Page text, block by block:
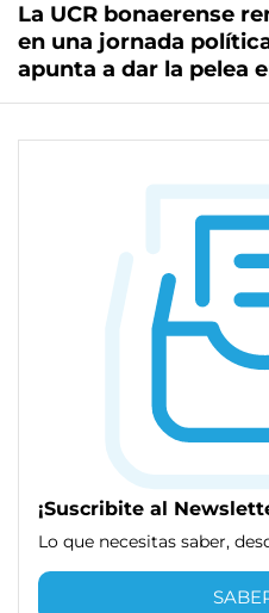
La UCR bonaerense
en una jornada
apunta a dar la pelea
¡Suscribite al
Lo que necesitas saber,